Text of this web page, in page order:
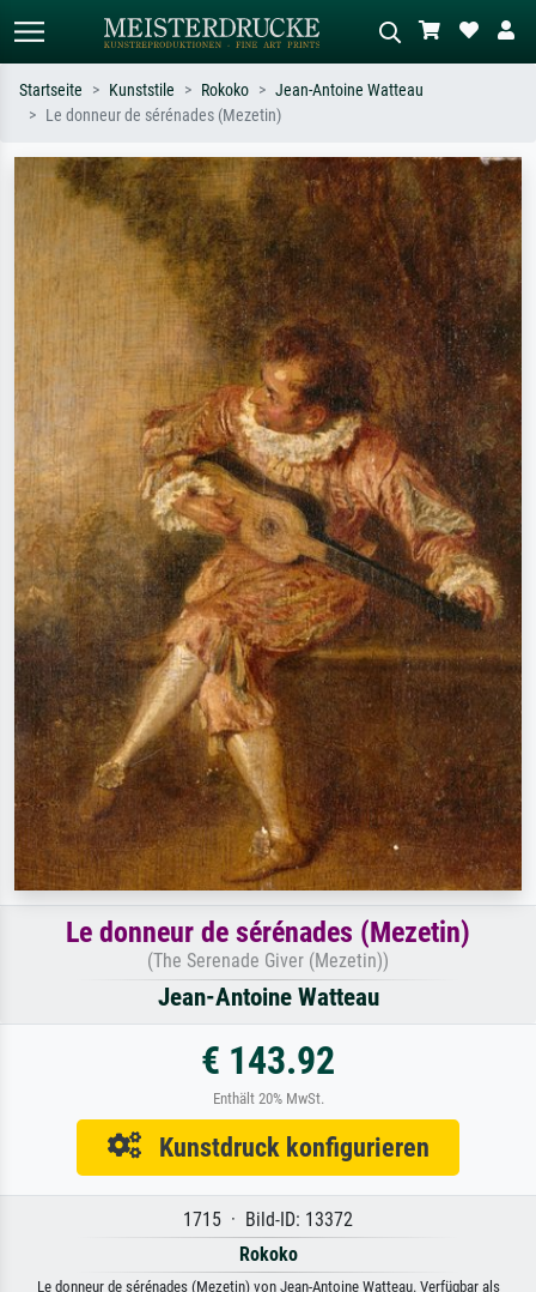
Suchen Sie nach Künstlern, Werktiteln
oder Stilen – z.B. Monet,
Sternennacht, Impressionismus, Welle
Hokusai, Akt.
Beschreiben Sie die Szene – z.B. Grüne
Wiese, Abstrakt mit viel Rot, Dunkles
Ölgemälde, Stehender Akt neben einem
Baum.
Startseite Kunststile Rokoko
Jean-Antoine Watteau
Le donneur de sérénades (Mezetin)
Le donneur de sérénades (Mezetin)
(The Serenade Giver (Mezetin))
Jean-Antoine Watteau
€ 143.92
Enthält 20% MwSt.
Kunstdruck konfigurieren
1715 · Bild-ID: 13372
Rokoko
Le donneur de sérénades (Mezetin) von Jean-Antoine Watteau. Verfügbar als